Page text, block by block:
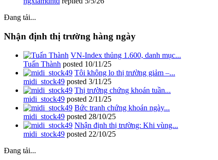
Đang tải...
Nhận định thị trường hàng ngày
VN-Index thủng 1.600, danh mục...
Tuấn Thành posted 10/11/25
Tôi không lo thị trường giảm –...
midi_stock49 posted 3/11/25
Thị trường chứng khoán tuần...
midi_stock49 posted 2/11/25
Bức tranh chứng khoán ngày...
midi_stock49 posted 28/10/25
Nhận định thị trường: Khi vùng...
midi_stock49 posted 22/10/25
Đang tải...